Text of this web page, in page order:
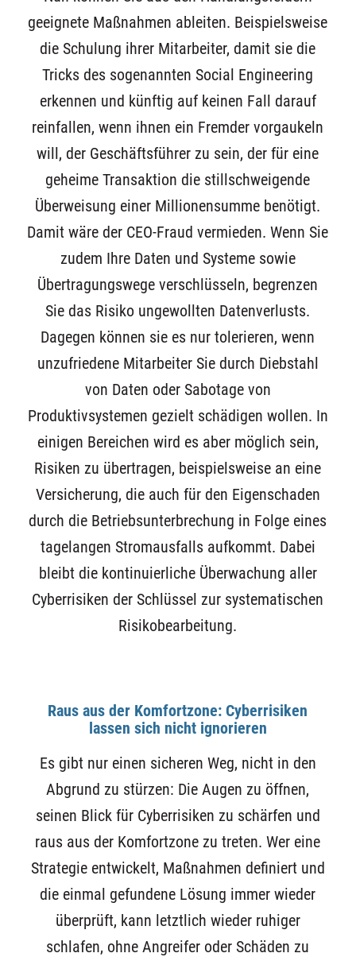
geeignete Maßnahmen ableiten. Beispielsweise
die Schulung ihrer Mitarbeiter, damit sie die
Tricks des sogenannten Social Engineering
erkennen und künftig auf keinen Fall darauf
reinfallen, wenn ihnen ein Fremder vorgaukeln
will, der Geschäftsführer zu sein, der für eine
geheime Transaktion die stillschweigende
Überweisung einer Millionensumme benötigt.
Damit wäre der CEO-Fraud vermieden. Wenn Sie
zudem Ihre Daten und Systeme sowie
Übertragungswege verschlüsseln, begrenzen
Sie das Risiko ungewollten Datenverlusts.
Dagegen können sie es nur tolerieren, wenn
unzufriedene Mitarbeiter Sie durch Diebstahl
von Daten oder Sabotage von
Produktivsystemen gezielt schädigen wollen. In
einigen Bereichen wird es aber möglich sein,
Risiken zu übertragen, beispielsweise an eine
Versicherung, die auch für den Eigenschaden
durch die Betriebsunterbrechung in Folge eines
tagelangen Stromausfalls aufkommt. Dabei
bleibt die kontinuierliche Überwachung aller
Cyberrisiken der Schlüssel zur systematischen
Risikobearbeitung.
Raus aus der Komfortzone: Cyberrisiken
lassen sich nicht ignorieren
Es gibt nur einen sicheren Weg, nicht in den
Abgrund zu stürzen: Die Augen zu öffnen,
seinen Blick für Cyberrisiken zu schärfen und
raus aus der Komfortzone zu treten. Wer eine
Strategie entwickelt, Maßnahmen definiert und
die einmal gefundene Lösung immer wieder
überprüft, kann letztlich wieder ruhiger
schlafen, ohne Angreifer oder Schäden zu